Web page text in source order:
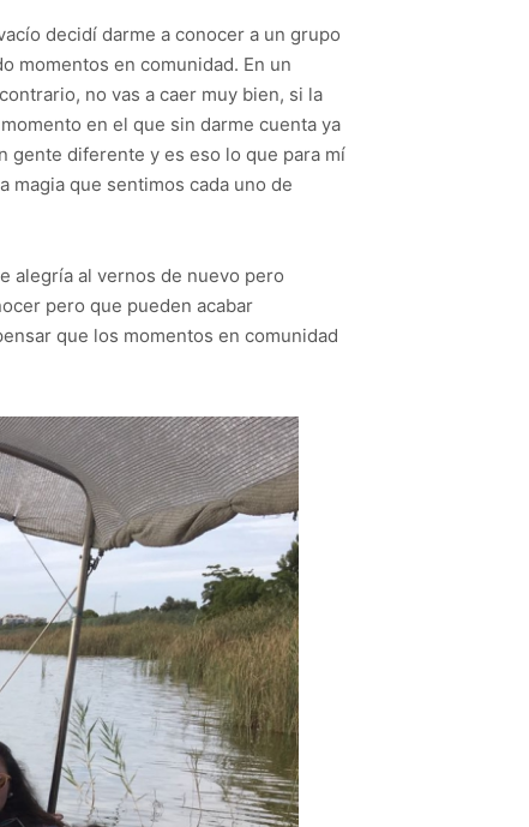
decidí darme a conocer a un grupo
momentos en comunidad. En un
no vas a caer muy bien, si la
en el que sin darme cuenta ya
gente diferente y es eso lo que para mí
magia que sentimos cada uno de
alegría al vernos de nuevo pero
pero que pueden acabar
que los momentos en comunidad